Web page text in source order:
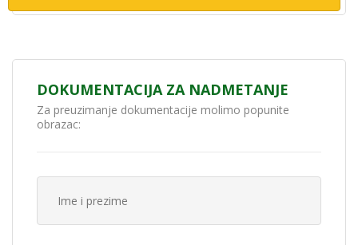
DOKUMENTACIJA ZA NADMETANJE
Za preuzimanje dokumentacije molimo popunite
obrazac: